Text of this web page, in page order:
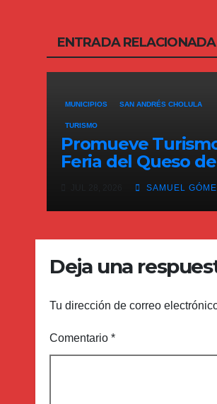
ENTRADA RELACIONADA
MUNICIPIOS SAN ANDRÉS CHOLULA
TURISMO
Promueve
Feria del Queso de
Santa MaríaSAMUEL
Deja una
Tu dirección de correo
Comentario *